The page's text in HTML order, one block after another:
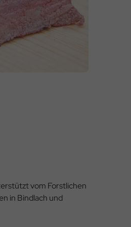
vom Forstlichen
in Bindlach und